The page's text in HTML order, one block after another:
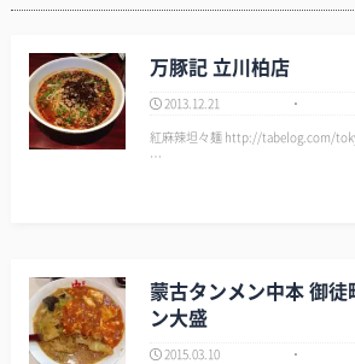
万豚記 立川柏店
2013.12.21
紅麻辣坦々麺 http://tabelog.com/tokyo/A1329/A132901/13073777/
…
蒙古タンメン中本 御
ン大盛
2015.03.10